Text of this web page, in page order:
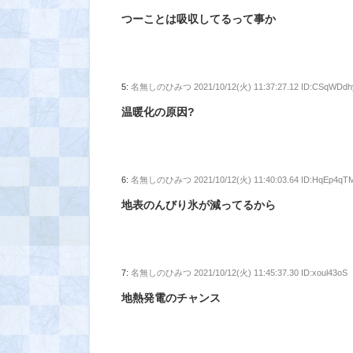
つーことは吸収してるって事か
5:名無しのひみつ 2021/10/12(火) 11:37:27.12
温暖化の原因?
6:名無しのひみつ 2021/10/12(火) 11:40:03.64
地表のんびり氷が減ってるから
7:名無しのひみつ 2021/10/12(火) 11:45:37.30 ID:xoul43oS
地熱発電のチャンス